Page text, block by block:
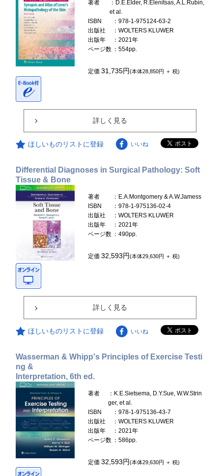
著者
：D.E.Elder, R.Elenitsas, A.L.Rubin,
et al.
ISBN
：978-1-975124-63-2
出版社
：WOLTERS KLUWER
出版年
：2021年
ページ数 ：554pp.
定価31,735円(本体28,850円 ＋ 税)
詳しく見る
ほしいものリストに登録 いいね
Differential Diagnoses in Surgical Pathology: Soft
Tissue & Bone
著者
：E.A.Montgomery & A.W.Jamess
ISBN
：978-1-975136-02-4
出版社
：WOLTERS KLUWER
出版年
：2021年
ページ数 ：490pp.
定価32,593円(本体29,630円 ＋ 税)
詳しく見る
ほしいものリストに登録 いいね
Wasserman & Whipp's Principles of Exercise Testi
ng &
Interpretation, 6th ed.
著者
：K.E.Sietsema, D.Y.Sue, W.W.Strin
ger, et al.
ISBN
：978-1-975136-43-7
出版社
：WOLTERS KLUWER
出版年
：2021年
ページ数 ：586pp.
定価32,593円(本体29,630円 ＋ 税)